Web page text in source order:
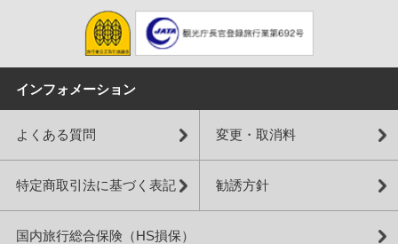
インフォメーション
よくある質問 変更・取消料
特定商取引法に基づく表記 勧誘方針
国内旅行総合保険（HS損保）